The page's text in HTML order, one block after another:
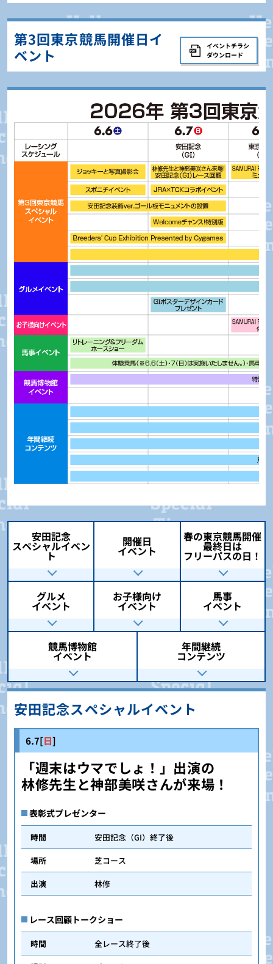
第3回東京競馬開催日イ
ベント
イベントチラシ
ダウンロード
安田記念
スペシャルイベン
ト
開催日
イベント
春の東京競馬開催
最終日は
フリーパスの日！
グルメ
イベント
お子様向け
イベント
馬事
イベント
競馬博物館
イベント
年間継続
コンテンツ
安田記念スペシャルイベント
6.7[日]
「週末はウマでしょ！」出演の
林修先生と神部美咲さんが来場！
表彰式プレゼンター
時間
安田記念（GI）終了後
場所
芝コース
出演
林修
レース回顧トークショー
時間
全レース終了後